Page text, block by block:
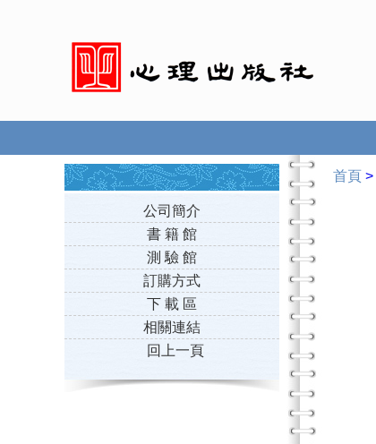
公司簡介
書 籍 館
測 驗 館
訂購方式
下 載 區
相關連結
回上一頁
首頁 >